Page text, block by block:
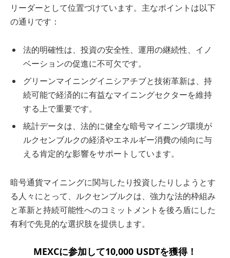
リーダーとして位置づけています。主なポイントは以下
の通りです：
法的明確性は、投資の安全性、運用の継続性、イノ
ベーションの促進に不可欠です。
グリーンマイニングイニシアチブと技術革新は、持
続可能で経済的に有益なマイニングセクターを維持
する上で重要です。
統計データは、法的に健全な暗号マイニング環境が
ルクセンブルクの経済やエネルギー消費の傾向に与
える肯定的な影響をサポートしています。
暗号通貨マイニングに関与したり投資したりしようとす
る人々にとって、ルクセンブルクは、強力な法的枠組み
と革新と持続可能性へのコミットメントを後ろ盾にした
有利で先見的な選択肢を提供します。
MEXCに参加して10,000 USDTを獲得！